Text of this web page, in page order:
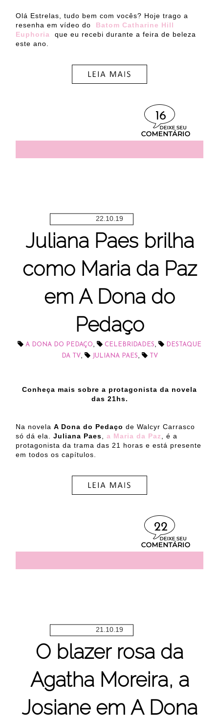
Olá Estrelas, tudo bem com vocês? Hoje trago a
resenha em vídeo do
Batom Catharine Hill
Euphoria
que eu recebi durante a feira de beleza
este ano.
16
22.10.19
Juliana Paes brilha
como Maria da Paz
em A Dona do
Pedaço
A DONA DO PEDAÇO, CELEBRIDADES,
DESTAQUE
DA TV, JULIANA PAES, TV
Conheça mais sobre a protagonista da novela
das 21hs.
Na novela A Dona do Pedaço de Walcyr Carrasco
só dá ela. Juliana Paes, a Maria da Paz, é a
protagonista da trama das 21 horas e está presente
em todos os capítulos.
22
21.10.19
O blazer rosa da
Agatha Moreira, a
Josiane em A Dona